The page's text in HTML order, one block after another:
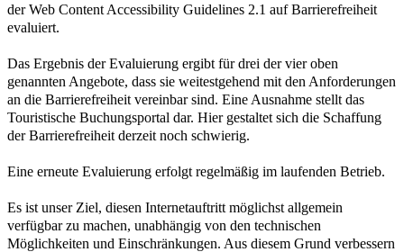
der Web Content Accessibility Guidelines 2.1 auf Barrierefreiheit
evaluiert.
Das Ergebnis der Evaluierung ergibt für drei der vier oben
genannten Angebote, dass sie weitestgehend mit den Anforderungen
an die Barrierefreiheit vereinbar sind. Eine Ausnahme stellt das
Touristische Buchungsportal dar. Hier gestaltet sich die Schaffung
der Barrierefreiheit derzeit noch schwierig.
Eine erneute Evaluierung erfolgt regelmäßig im laufenden Betrieb.
Es ist unser Ziel, diesen Internetauftritt möglichst allgemein
verfügbar zu machen, unabhängig von den technischen
Möglichkeiten und Einschränkungen. Aus diesem Grund verbessern